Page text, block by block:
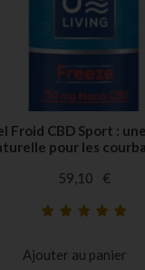
Froid CBD Sport :
pour les
59,10
€
notations
Ajouter au panier